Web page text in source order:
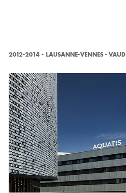
2012-2014 - LAUSANNE-VENNES - VAUD